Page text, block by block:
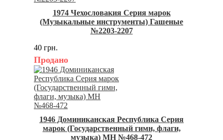
1974 Чехословакия Серия марок
(Музыкальные инструменты) Гашеные
№2203-2207
40 грн.
Продано
1946 Доминиканская Республика Серия
марок (Государственный гимн, флаги,
музыка) MH №468-472